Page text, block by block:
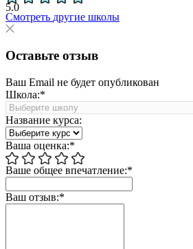
5.0
Смотреть другие школы
Оставьте отзыв
Ваш Email не будет опубликован
Школа:*
Название курса:
Ваша оценка:*
Ваше общее впечатление:*
Ваш отзыв:*